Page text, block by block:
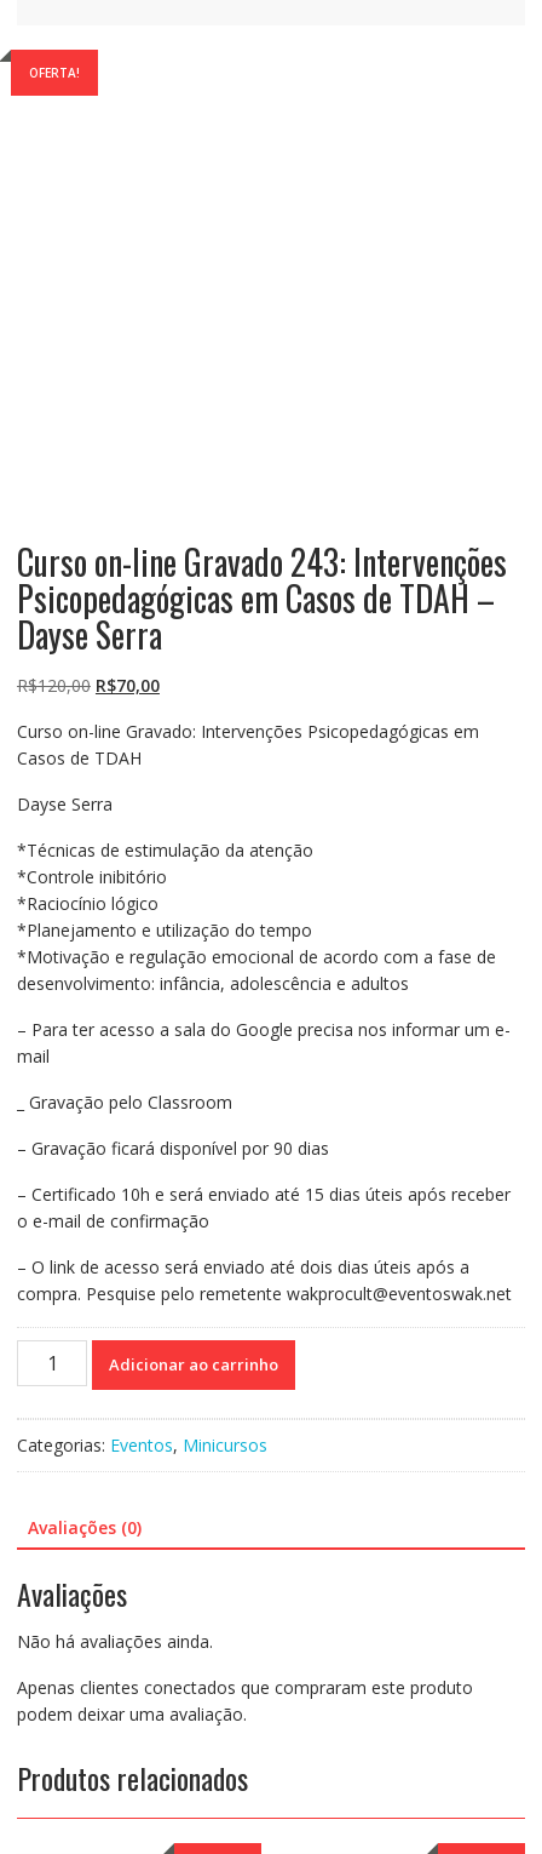
OFERTA!
Curso on-line Gravado 243: Intervenções
Psicopedagógicas em Casos de TDAH –
Dayse Serra
R$120,00 O
original
era:
R$70,00O
atual
Curso on-line Gravado: Intervenções Psicopedagógicas em
Casos de TDAH
Dayse Serra
*Técnicas de estimulação da atenção
*Controle inibitório
*Raciocínio lógico
*Planejamento e utilização do tempo
*Motivação e regulação emocional de acordo com a fase de
desenvolvimento: infância, adolescência e adultos
– Para ter acesso a sala do Google precisa nos informar um e-
mail
_ Gravação pelo Classroom
– Gravação ficará disponível por 90 dias
– Certificado 10h e será enviado até 15 dias úteis após receber
o e-mail de confirmação
– O link de acesso será enviado até dois dias úteis após a
compra. Pesquise pelo remetente wakprocult@eventoswak.net
Curso
243:
em
de
-
Serra
quantidade
Adicionar ao carrinho
Categorias: Eventos, Minicursos
Avaliações (0)
Avaliações
Não há avaliações ainda.
Apenas clientes conectados que compraram este produto
podem deixar uma avaliação.
Produtos relacionados